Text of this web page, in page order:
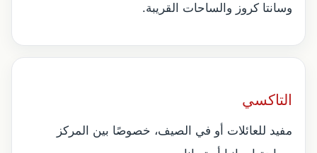
وسانتا كروز والساحات القريبة.
التاكسي
مفيد للعائلات أو في الصيف، خصوصًا بين المركز